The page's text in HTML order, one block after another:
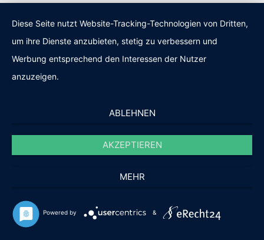
Impressum|Datenschutz
Geld-Anlagen.EU
Stolz präsentiert von WordPress
Diese Seite nutzt Website-Tracking-Technologien von Dritten,
um ihre Dienste anzubieten, stetig zu verbessern und
Werbung entsprechend den Interessen der Nutzer
anzuzeigen.
ABLEHNEN
AKZEPTIEREN
MEHR
Powered by &